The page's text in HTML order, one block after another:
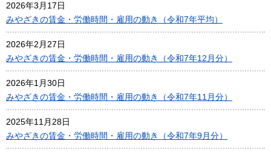
2026年3月17日
みやざきの賃金・労働時間・雇用の動き（令和7年平均）
2026年2月27日
みやざきの賃金・労働時間・雇用の動き（令和7年12月分）
2026年1月30日
みやざきの賃金・労働時間・雇用の動き（令和7年11月分）
2025年11月28日
みやざきの賃金・労働時間・雇用の動き（令和7年9月分）